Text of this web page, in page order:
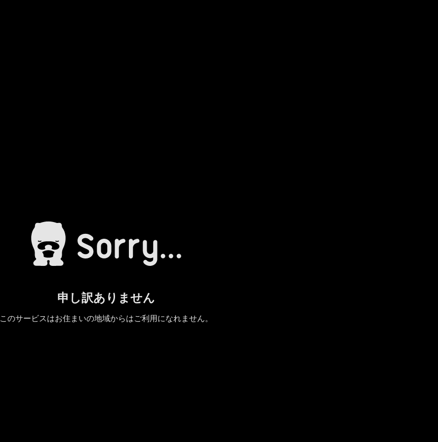
申し訳ありません
このサービスはお住まいの地域からはご利用になれません。